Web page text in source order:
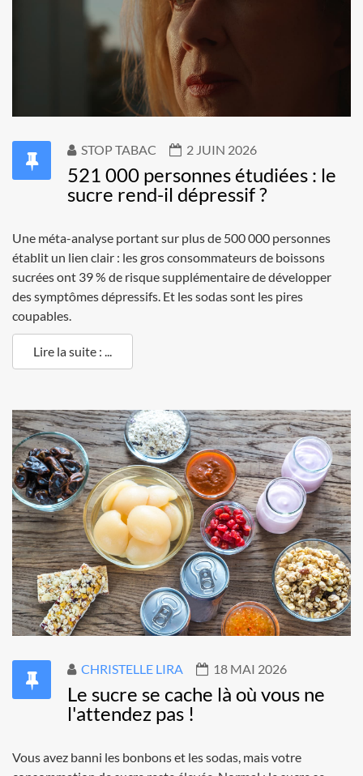
STOP TABAC 2 JUIN 2026
521 000 personnes étudiées : le
sucre rend-il dépressif ?
Une méta-analyse portant sur plus de 500 000 personnes
établit un lien clair : les gros consommateurs de boissons
sucrées ont 39 % de risque supplémentaire de développer
des symptômes dépressifs. Et les sodas sont les pires
coupables.
Lire la suite : ...
CHRISTELLE LIRA 18 MAI 2026
Le sucre se cache là où vous ne
l'attendez pas !
Vous avez banni les bonbons et les sodas, mais votre